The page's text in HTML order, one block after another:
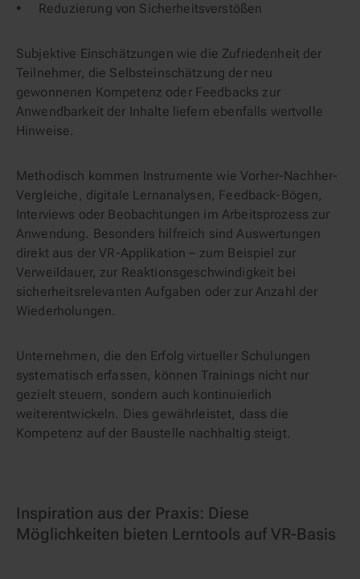
Reduzierung von Sicherheitsverstößen
Subjektive Einschätzungen wie die Zufriedenheit der
Teilnehmer, die Selbsteinschätzung der neu
gewonnenen Kompetenz oder Feedbacks zur
Anwendbarkeit der Inhalte liefern ebenfalls wertvolle
Hinweise.
Methodisch kommen Instrumente wie Vorher-Nachher-
Vergleiche, digitale Lernanalysen, Feedback-Bögen,
Interviews oder Beobachtungen im Arbeitsprozess zur
Anwendung. Besonders hilfreich sind Auswertungen
direkt aus der VR-Applikation – zum Beispiel zur
Verweildauer, zur Reaktionsgeschwindigkeit bei
sicherheitsrelevanten Aufgaben oder zur Anzahl der
Wiederholungen.
Unternehmen, die den Erfolg virtueller Schulungen
systematisch erfassen, können Trainings nicht nur
gezielt steuern, sondern auch kontinuierlich
weiterentwickeln. Dies gewährleistet, dass die
Kompetenz auf der Baustelle nachhaltig steigt.
Inspiration aus der Praxis: Diese
Möglichkeiten bieten Lerntools auf VR-Basis